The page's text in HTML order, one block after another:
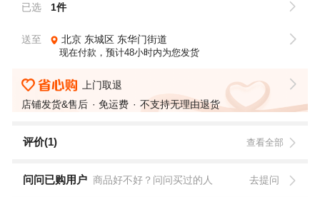
已选 1件
送至 北京 东城区 东华门街道
现在付款，预计48小时内为您发货
上门取退
店铺发货&售后
免运费 不支持无理由退货
评价(1) 查看全部
问问已购用户 商品好不好？问问买过的人 去提问